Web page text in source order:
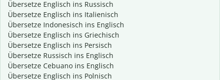
Übersetze Englisch ins Russisch
Übersetze Englisch ins Italienisch
Übersetze Indonesisch ins Englisch
Übersetze Englisch ins Griechisch
Übersetze Englisch ins Persisch
Übersetze Russisch ins Englisch
Übersetze Cebuano ins Englisch
Übersetze Englisch ins Polnisch